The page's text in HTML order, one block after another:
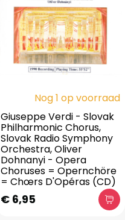
Nog 1 op voorraad
Giuseppe Verdi - Slovak
Philharmonic Chorus,
Slovak Radio Symphony
Orchestra, Oliver
Dohnanyi - Opera
Choruses = Opernchöre
= Chœrs D'Opéras (CD)
€ 6,95